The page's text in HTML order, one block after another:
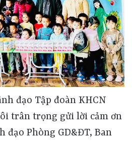
đạo Tập đoàn KHCN
trân trọng gửi lời cảm ơn
đạo Phòng GD&ĐT, Ban